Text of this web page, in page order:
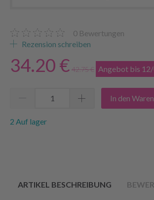
0 Bewertungen
Rezension schreiben
34.20 € 42.75 € Angebot bis
In den
2 Auf lager
ARTIKEL BESCHREIBUNG